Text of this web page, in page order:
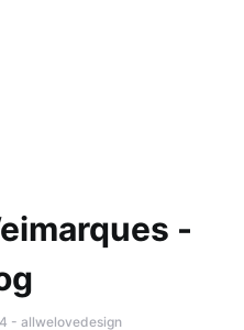
- allwelovedesign